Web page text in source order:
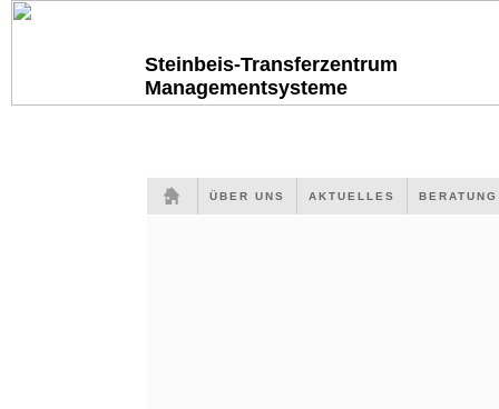
Steinbeis-Transferzentrum
Managementsysteme
ÜBER UNS AKTUELLES